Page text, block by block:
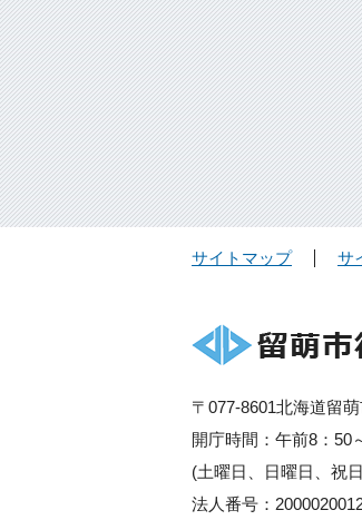
サイトマップ サ
〒077-8601北海道留
開庁時間：午前8：50
(土曜日、日曜日、祝
法人番号：